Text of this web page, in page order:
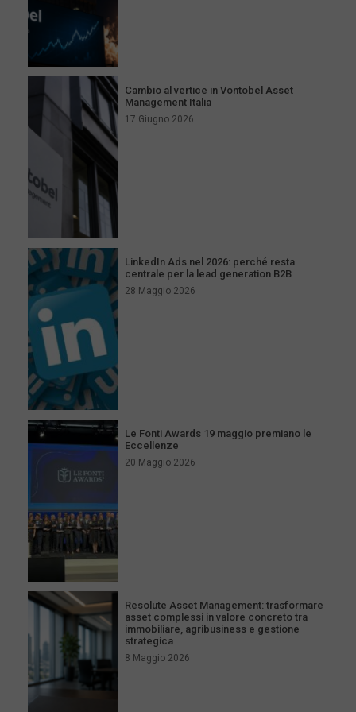
Cambio al vertice in Vontobel Asset
Management Italia
17 Giugno 2026
LinkedIn Ads nel 2026: perché resta
centrale per la lead generation B2B
28 Maggio 2026
Le Fonti Awards 19 maggio premiano le
Eccellenze
20 Maggio 2026
Resolute Asset Management: trasformare
asset complessi in valore concreto tra
immobiliare, agribusiness e gestione
strategica
8 Maggio 2026